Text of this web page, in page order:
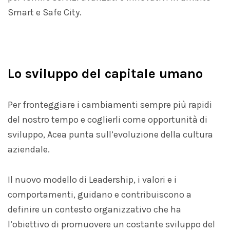
Smart e Safe City.
Lo sviluppo del capitale umano
Per fronteggiare i cambiamenti sempre più rapidi
del nostro tempo e coglierli come opportunità di
sviluppo, Acea punta sull’evoluzione della cultura
aziendale.
Il nuovo modello di Leadership, i valori e i
comportamenti, guidano e contribuiscono a
definire un contesto organizzativo che ha
l’obiettivo di promuovere un costante sviluppo del